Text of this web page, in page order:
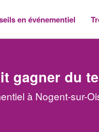
en événementiel
gagner du
à Nogent-sur-